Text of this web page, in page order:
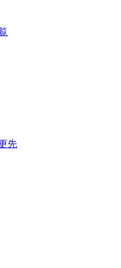
先